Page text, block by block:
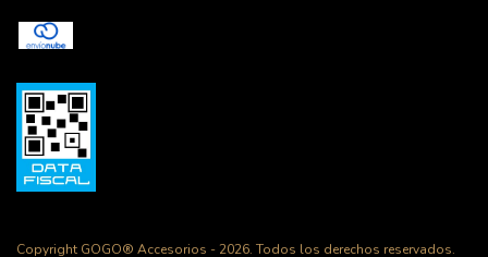
Copyright GOGO® Accesorios - 2026. Todos los derechos reservados.